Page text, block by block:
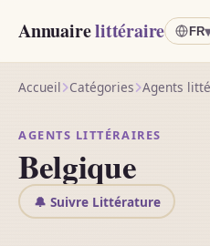
Annuairelittéraire FR
Accueil Catégories Agents
AGENTS LITTÉRAIRES
Belgique
🔔 Suivre Littérature